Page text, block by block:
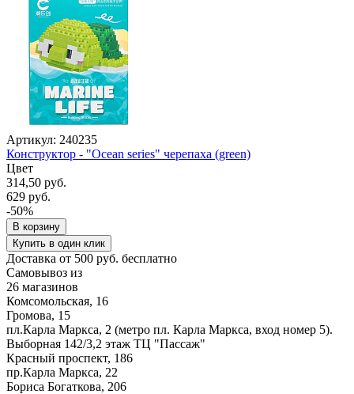
Артикул: 240235
Конструктор - "Ocean series" черепаха (green)
Цвет
314,50 руб.
629 руб.
-50%
В корзину
Купить в один клик
Доставка от 500 руб. бесплатно
Самовывоз из
26 магазинов
Комсомольская, 16
Громова, 15
пл.Карла Маркса, 2 (метро пл. Карла Маркса, вход номер 5).
Выборная 142/3,2 этаж ТЦ "Пассаж"
Красный проспект, 186
пр.Карла Маркса, 22
Бориса Богаткова, 206